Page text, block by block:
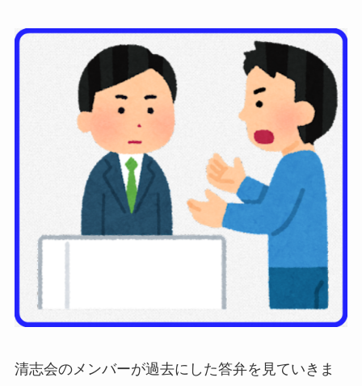
清志会のメンバーが過去にした答弁を見ていきま